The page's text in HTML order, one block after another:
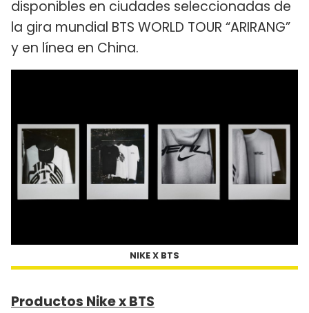
disponibles en ciudades seleccionadas de
la gira mundial BTS WORLD TOUR “ARIRANG”
y en línea en China.
NIKE X BTS
Productos Nike x BTS